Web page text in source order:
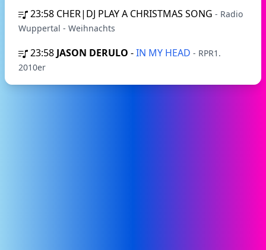
23:58 CHER|DJ PLAY A CHRISTMAS SONG - Radio
Wuppertal - Weihnachts
23:58 JASON DERULO -IN MY HEAD - RPR1.
2010er